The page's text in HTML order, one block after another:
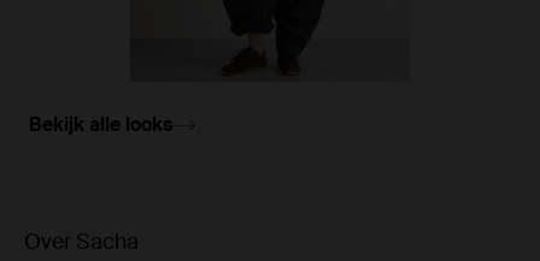
Bekijk alle looks
Over Sacha